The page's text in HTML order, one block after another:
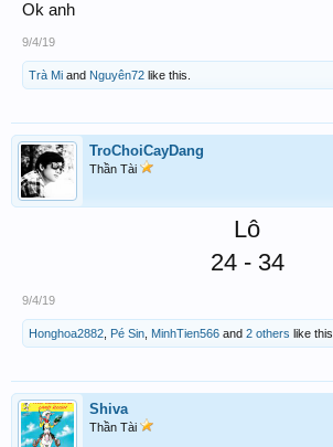
Ok anh
9/4/19
Trà Mi and Nguyên72 like this.
TroChoiCayDang
Thần Tài
Lô
24 - 34
9/4/19
Honghoa2882 Pé Sin MinhTien566 and 2 others like this.
Shiva
Thần Tài